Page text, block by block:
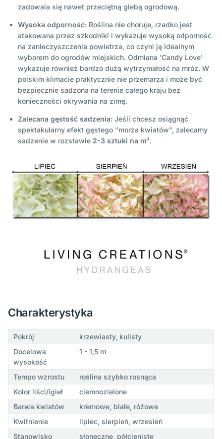
zadowala się nawet przeciętną glebą ogrodową.
Wysoka odporność: Roślina nie choruje, rzadko jest
atakowana przez szkodniki i wykazuje wysoką odporność
na zanieczyszczenia powietrza, co czyni ją idealnym
wyborem do ogrodów miejskich. Odmiana 'Candy Love'
wykazuje również bardzo dużą wytrzymałość na mróz. W
polskim klimacie praktycznie nie przemarza i może być
bezpiecznie sadzona na terenie całego kraju bez
konieczności okrywania na zimę.
Zalecana gęstość sadzenia: Jeśli chcesz osiągnąć
spektakularny efekt gęstego "morza kwiatów", zalecamy
sadzenie w rozstawie 2-3 sztuki na m².
Charakterystyka
Pokrój
krzewiasty, kulisty
Docelowa
wysokość
1 - 1,5 m
Tempo wzrostu
roślina szybko rosnąca
Kolor liści/igieł
ciemnozielone
Barwa kwiatów
kremowe, białe, różowe
Kwitnienie
lipiec, sierpień, wrzesień
Stanowisko
słoneczne, półcieniste